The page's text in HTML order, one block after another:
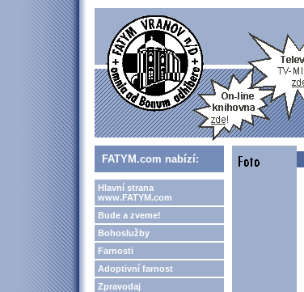
FATYM.com nabízí:
Hlavní strana
www.FATYM.com
Bude a zveme!
Bohoslužby
Farnosti
Adoptivní farnost
Zpravodaj